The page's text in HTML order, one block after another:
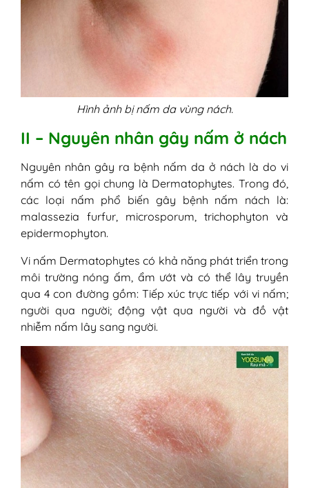
Hình ảnh bị nấm da vùng nách.
II – Nguyên nhân gây nấm ở nách
Nguyên nhân gây ra bệnh nấm da ở nách là do vi
nấm có tên gọi chung là Dermatophytes. Trong đó,
các loại nấm phổ biến gây bệnh nấm nách là:
malassezia furfur, microsporum, trichophyton và
epidermophyton.
Vi nấm Dermatophytes có khả năng phát triển trong
môi trường nóng ấm, ẩm ướt và có thể lây truyền
qua 4 con đường gồm: Tiếp xúc trực tiếp với vi nấm;
người qua người; động vật qua người và đồ vật
nhiễm nấm lây sang người.